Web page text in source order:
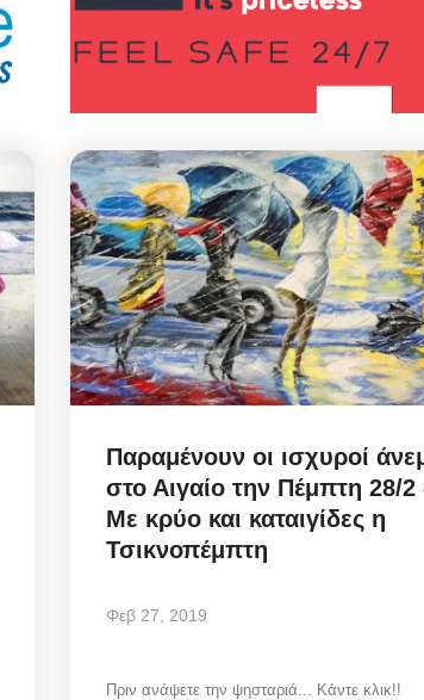
Παραμένουν οι ισχυροί
στο Αιγαίο την Πέμπτη 28/2
Με κρύο και καταιγίδες η
Τσικνοπέμπτη
Φεβ 27, 2019
Πριν ανάψετε την ψησταριά... Κάντε κλικ!!